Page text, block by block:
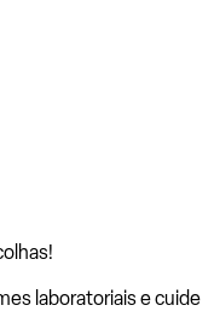
laboratoriais e cuide